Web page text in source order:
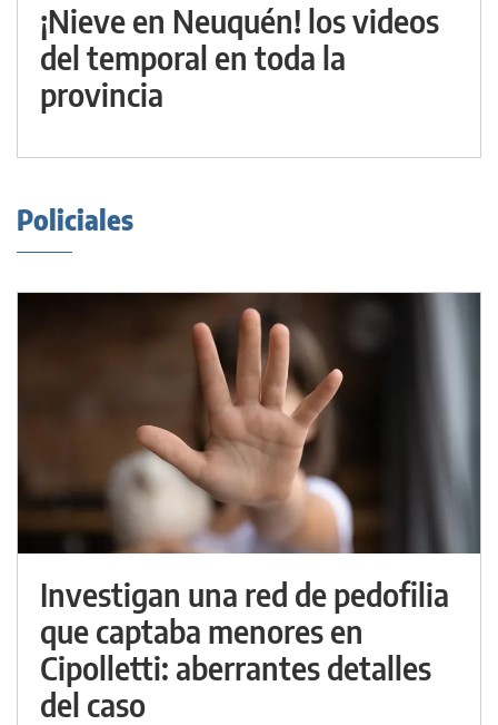
¡Nieve en Neuquén! los videos
del temporal en toda la
provincia
Policiales
Investigan una red de pedofilia
que captaba menores en
Cipolletti: aberrantes detalles
del caso